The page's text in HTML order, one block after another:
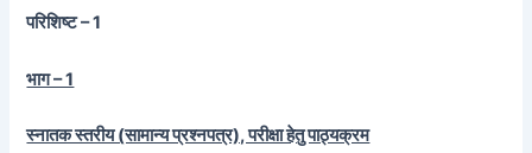
परिशिष्ट – 1
भाग – 1
स्नातक स्तरीय (सामान्य प्रश्नपत्र), परीक्षा हेतु पाठ्यक्रम